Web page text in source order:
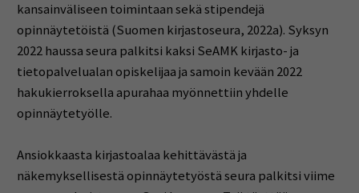
kansainväliseen toimintaan sekä stipendejä
opinnäytetöistä (Suomen kirjastoseura, 2022a). Syksyn
2022 haussa seura palkitsi kaksi SeAMK kirjasto- ja
tietopalvelualan opiskelijaa ja samoin kevään 2022
hakukierroksella apurahaa myönnettiin yhdelle
opinnäytetyölle.
Ansiokkaasta kirjastoalaa kehittävästä ja
näkemyksellisestä opinnäytetyöstä seura palkitsi viime